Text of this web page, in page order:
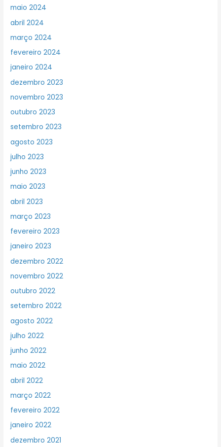
maio 2024
abril 2024
março 2024
fevereiro 2024
janeiro 2024
dezembro 2023
novembro 2023
outubro 2023
setembro 2023
agosto 2023
julho 2023
junho 2023
maio 2023
abril 2023
março 2023
fevereiro 2023
janeiro 2023
dezembro 2022
novembro 2022
outubro 2022
setembro 2022
agosto 2022
julho 2022
junho 2022
maio 2022
abril 2022
março 2022
fevereiro 2022
janeiro 2022
dezembro 2021